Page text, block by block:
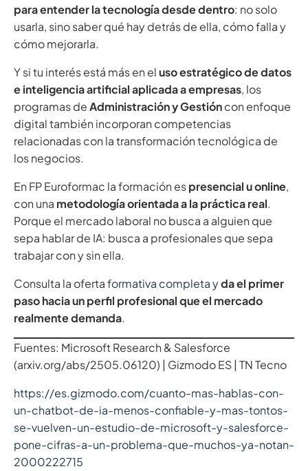
para entender la tecnología desde dentro: no solo
usarla, sino saber qué hay detrás de ella, cómo falla y
cómo mejorarla.
Y si tu interés está más en eluso estratégico de datos
e inteligencia artificial aplicada a empresas, los
programas deAdministración y Gestióncon enfoque
digital también incorporan competencias
relacionadas con la transformación tecnológica de
los negocios.
En FP Euroformac la formación espresencial u online,
con una metodología orientada a la práctica real.
Porque el mercado laboral no busca a alguien que
sepa hablar de IA: busca a profesionales que sepa
trabajar con y sin ella.
Consulta la ofertaformativa completa yda el primer
paso hacia un perfil profesional que el mercado
realmente demanda.
Fuentes: Microsoft Research & Salesforce
(arxiv.org/abs/2505.06120) | Gizmodo ES | TN Tecno
https://es.gizmodo.com/cuanto-mas-hablas-con-
un-chatbot-de-ia-menos-confiable-y-mas-tontos-
se-vuelven-un-estudio-de-microsoft-y-salesforce-
pone-cifras-a-un-problema-que-muchos-ya-notan-
2000222715